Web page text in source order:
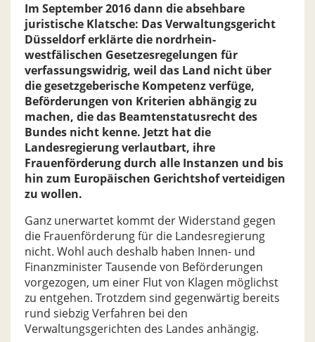
Im September 2016 dann die absehbare
juristische Klatsche: Das Verwaltungsgericht
Düsseldorf erklärte die nordrhein-
westfälischen Gesetzesregelungen für
verfassungswidrig, weil das Land nicht über
die gesetzgeberische Kompetenz verfüge,
Beförderungen von Kriterien abhängig zu
machen, die das Beamtenstatusrecht des
Bundes nicht kenne. Jetzt hat die
Landesregierung verlautbart, ihre
Frauenförderung durch alle Instanzen und bis
hin zum Europäischen Gerichtshof verteidigen
zu wollen.
Ganz unerwartet kommt der Widerstand gegen
die Frauenförderung für die Landesregierung
nicht. Wohl auch deshalb haben Innen- und
Finanzminister Tausende von Beförderungen
vorgezogen, um einer Flut von Klagen möglichst
zu entgehen. Trotzdem sind gegenwärtig bereits
rund siebzig Verfahren bei den
Verwaltungsgerichten des Landes anhängig.